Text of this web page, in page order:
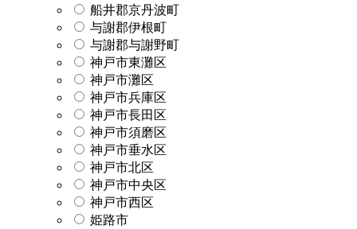
船井郡京丹波町
与謝郡伊根町
与謝郡与謝野町
神戸市東灘区
神戸市灘区
神戸市兵庫区
神戸市長田区
神戸市須磨区
神戸市垂水区
神戸市北区
神戸市中央区
神戸市西区
姫路市